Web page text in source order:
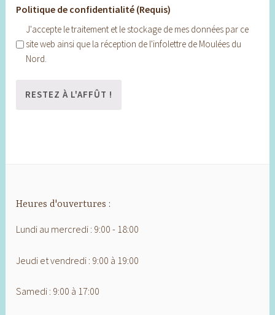
Politique de confidentialité (Requis)
J'accepte le traitement et le stockage de mes données par ce
site web ainsi que la réception de l'infolettre de Moulées du
Nord.
Heures d'ouvertures :
Lundi au mercredi : 9:00 - 18:00
Jeudi et vendredi : 9:00 à 19:00
Samedi : 9:00 à 17:00